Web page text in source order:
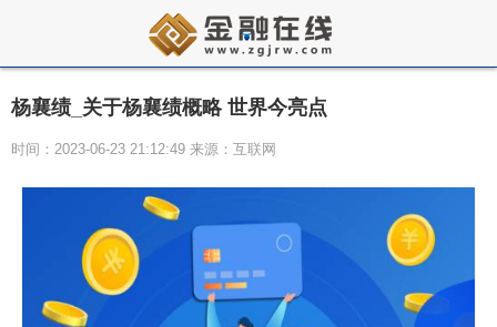
杨襄绩_关于杨襄绩概略 世界今亮点
时间：2023-06-23 21:12:49 来源：互联网